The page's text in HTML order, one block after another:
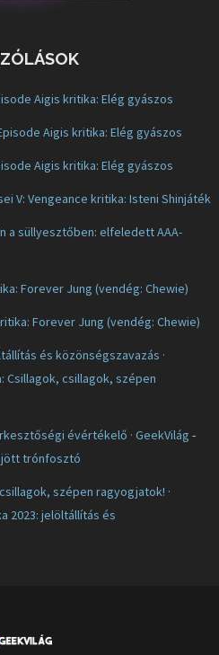
Aigis kritika: Elég gyászos
Aigis kritika: Elég gyászos
Aigis kritika: Elég gyászos
V: Vengeance kritika: Isteni Shinjáték
a süllyesztőben: elfeledett AAA-
Forever Jung (vendég: Chewie)
Forever Jung (vendég: Chewie)
és közönségszavazás ·
Csillagok, csillagok, szépen
évértékelő · GeekVilág -
jött trónfosztó
szépen ragyogjatok! ·
2023: jelöltállítás és